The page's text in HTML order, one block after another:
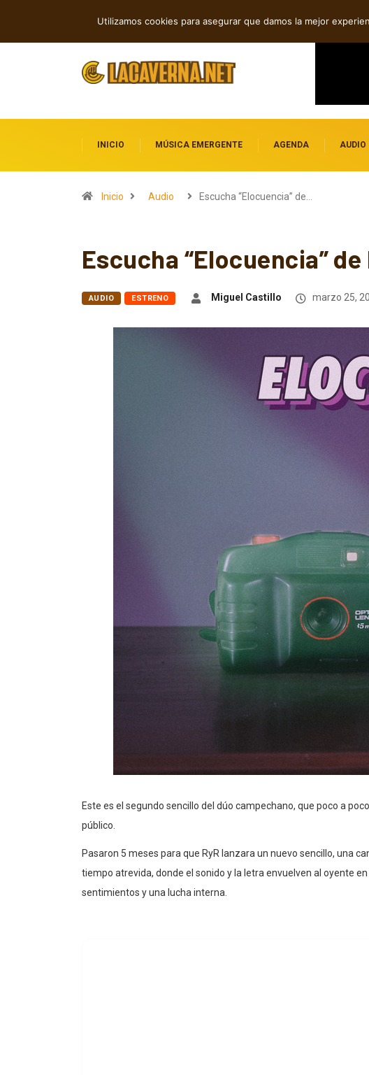
INICIO MÚSICA EMERGENTE AGENDA AUDIO
Inicio Audio Escucha “Elocuencia” de…
Escucha “Elocuencia” de
AUDIO ESTRENO Miguel Castillo marzo 25,
Este es el segundo sencillo del dúo campechano, que poco a
público.
Pasaron 5 meses para que RyR lanzara un nuevo sencillo, una
tiempo atrevida, donde el sonido y la letra envuelven al oyente
sentimientos y una lucha interna.
Utilizamos cookies para asegurar que damos la mejor